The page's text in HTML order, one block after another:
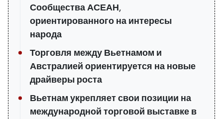
Сообщества АСЕАН,
ориентированного на интересы
народа
Торговля между Вьетнамом и
Австралией ориентируется на новые
драйверы роста
Вьетнам укрепляет свои позиции на
международной торговой выставке в